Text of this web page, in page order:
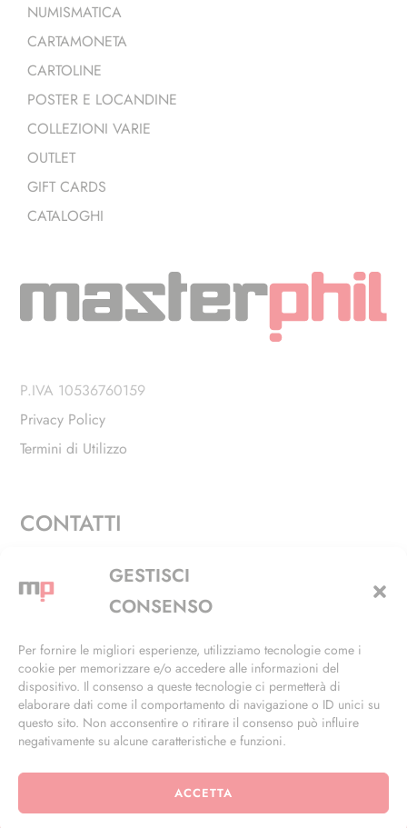
GESTISCI
CONSENSO
Per fornire le migliori esperienze, utilizziamo tecnologie come i
cookie per memorizzare e/o accedere alle informazioni del
dispositivo. Il consenso a queste tecnologie ci permetterà di
elaborare dati come il comportamento di navigazione o ID unici su
questo sito. Non acconsentire o ritirare il consenso può influire
negativamente su alcune caratteristiche e funzioni.
ACCETTA
NUMISMATICA
CARTAMONETA
CARTOLINE
POSTER E LOCANDINE
COLLEZIONI VARIE
OUTLET
GIFT CARDS
CATALOGHI
P.IVA 10536760159
Privacy Policy
Termini di Utilizzo
CONTATTI
Via Alfieri, 27 - Trezzano Sul Naviglio (MI)
+39 02 4846 3155
info@masterphil.it